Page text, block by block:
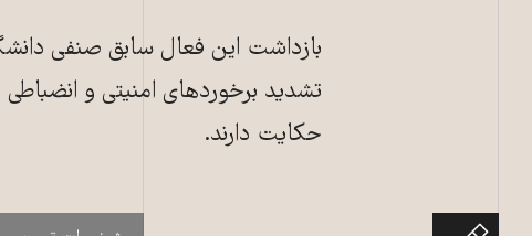
بازداشت این فعال سابق صنفی
تشدید برخوردهای امنیتی و
حکایت دارند.
نمایش